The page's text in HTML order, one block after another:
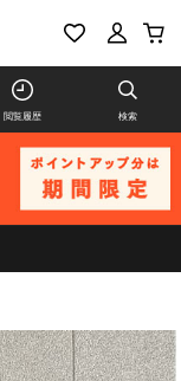
閲覧履歴 検索